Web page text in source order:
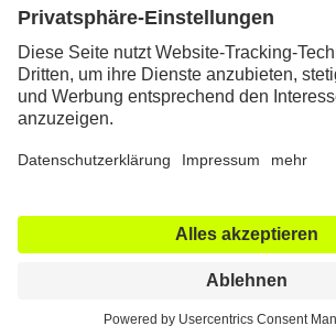
Mittwoch 8:30-16:30
Donnerstag 8:30-
Freitag 8:30-11:00